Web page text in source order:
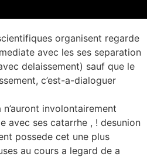
organisent regarde
avec les ses separation
delaissement) sauf que le
c’est-a-dialoguer
n’auront involontairement
avec ses catarrhe , ! desunion
possede cet une plus
au cours a legard de a